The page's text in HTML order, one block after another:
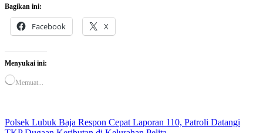
Bagikan ini:
Facebook X
Menyukai ini:
Memuat...
Polsek Lubuk Baja Respon Cepat Laporan 110, Patroli Datangi